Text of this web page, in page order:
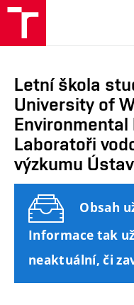
Brno
Letní škola
University of
Environmental
Laboratoři
výzkumu
Obsah
Informace tak
neaktuální, či